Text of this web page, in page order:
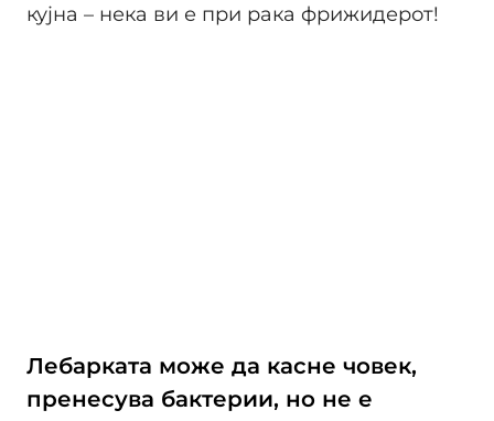
кујна – нека ви е при рака фрижидерот!
Лебарката може да касне човек,
пренесува бактерии, но не е